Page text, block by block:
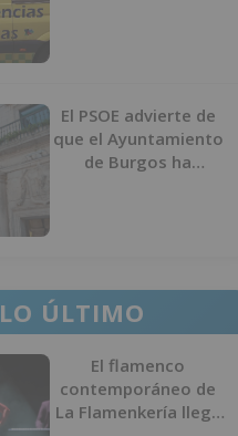
El PSOE advierte de
que el Ayuntamiento
de Burgos ha
LO ÚLTIMO
El flamenco
contemporáneo de
La Flamenkería llega